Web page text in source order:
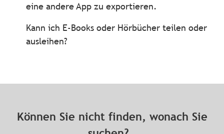
eine andere App zu exportieren.
Kann ich E-Books oder Hörbücher teilen oder
ausleihen?
Können Sie nicht finden, wonach Sie